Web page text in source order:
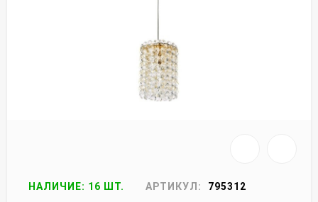
НАЛИЧИЕ: 16 ШТ. АРТИКУЛ: 795312